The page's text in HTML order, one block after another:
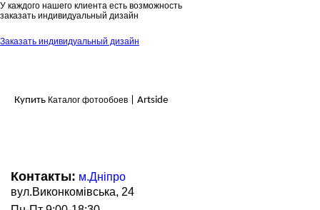
У каждого нашего клиента есть возможность
заказать индивидуальный дизайн
Заказать индивидуальный дизайн
Купить Каталог фотообоев | Artside
Контакты: м.Дніпро
вул.Виконкомівська, 24